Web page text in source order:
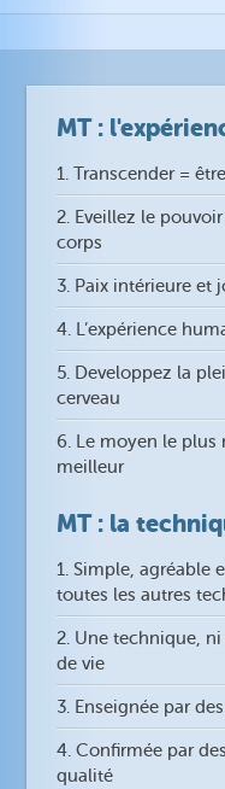
MT :
1. Transcender =
2. Eveillez le
corps
3. Paix intérieure et
4. L’expérience
5. Developpez la
cerveau
6. Le moyen le plus
meilleur
MT : la
1. Simple, agréable
toutes les autres
2. Une technique,
de vie
3. Enseignée par
4. Confirmée par
qualité